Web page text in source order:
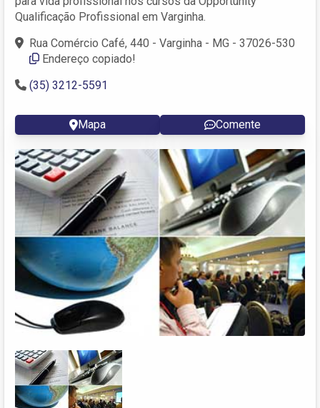
Qualificação Profissional em Varginha.
Rua Comércio Café, 440 - Varginha - MG - 37026-530
Endereço copiado!
(35) 3212-5591
Mapa Comente